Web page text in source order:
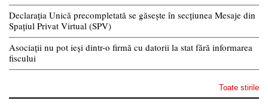
Declarația Unică precompletată se găsește în secțiunea Mesaje din
Spațiul Privat Virtual (SPV)
Asociații nu pot ieși dintr-o firmă cu datorii la stat fără informarea
fiscului
Toate stirile